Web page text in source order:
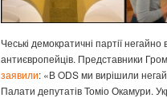
Чеські демократичні партії
антиєвропейців. Представники
заявили: «В ODS ми вирішили
Палати депутатів Томіо Окамури.